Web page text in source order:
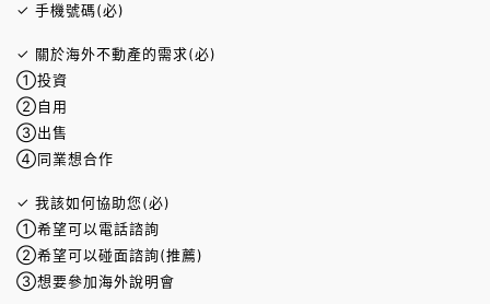
✓ 手機號碼(必)
✓ 關於海外不動產的需求(必)
①投資
②自用
③出售
④同業想合作
✓ 我該如何協助您(必)
①希望可以電話諮詢
②希望可以碰面諮詢(推薦)
③想要參加海外說明會